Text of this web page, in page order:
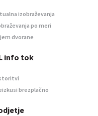
izobraževanja
po meri
dvorane
info tok
brezplačno